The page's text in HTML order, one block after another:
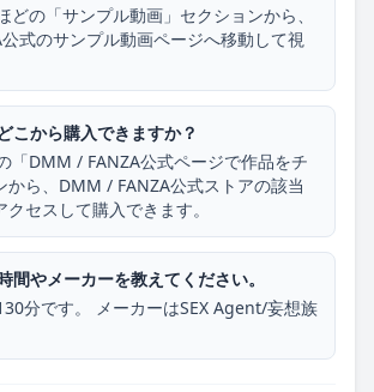
どの「サンプル動画」セクションから、
式のサンプル動画ページへ移動して視
こから購入できますか？
「DMM / FANZA公式ページで作品をチ
から、DMM / FANZA公式ストアの該当
セスして購入できます。
間やメーカーを教えてください。
分です。 メーカーはSEX Agent/妄想族